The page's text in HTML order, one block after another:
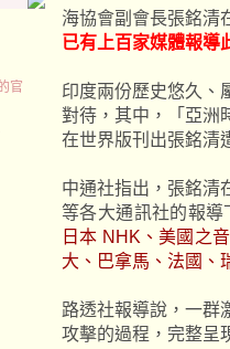
官
海協會副會長張銘清
已有上百家媒體報導
印度兩份歷史悠久、
對待，其中，「亞洲
在世界版刊出張銘清
中通社指出，張銘清
等各大通訊社的報導
日本 NHK、美國之
大、巴拿馬、法國、
路透社報導說，一群
攻擊的過程，完整呈